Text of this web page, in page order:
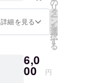
板に
【中】
載させ
ていた
だきま
店内に
掲示す
る支援
者全員
前を記
載した
看板に
詳細を見る
リ
タ
ー
ン
を
選
択
す
る
6,0
00 円